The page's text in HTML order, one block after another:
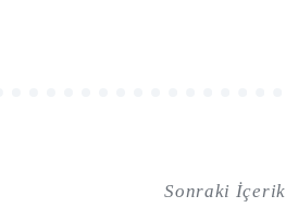
Sonraki İçerik